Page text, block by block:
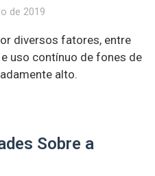
de 2019
diversos fatores, entre
uso contínuo de fones de
alto.
Sobre a